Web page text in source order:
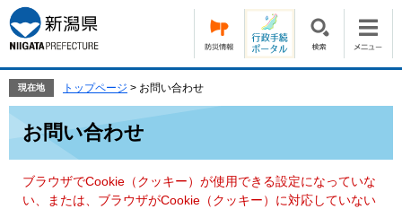
ー
ジ
の
頭
す。
ニ
ュ
ー
飛
て
現在地 トップページ > お問い合わせ
お問い合わせ
ブラウザでCookie（クッキー）が使用できる設定になっていな
い、または、ブラウザがCookie（クッキー）に対応していない